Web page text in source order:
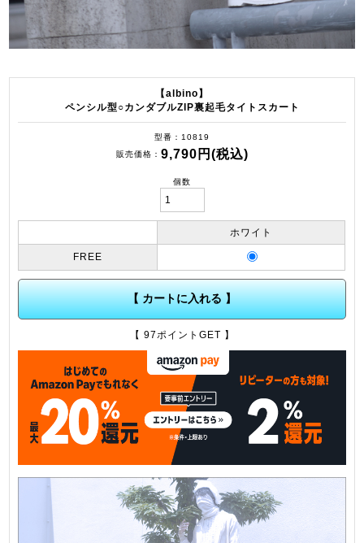
【albino】
ペンシル型○カンダブルZIP裏起毛タイトスカート
型番
10819
販売価格
9,790円(税込)
個数
ホワイト
FREE
【 カートに入れる 】
【 97ポイントGET 】